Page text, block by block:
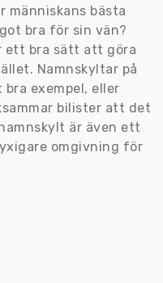
människans bästa
bra för sin vän?
ett bra sätt att göra
Namnskyltar på
exempel, eller
bilister att det
är även ett
omgivning för